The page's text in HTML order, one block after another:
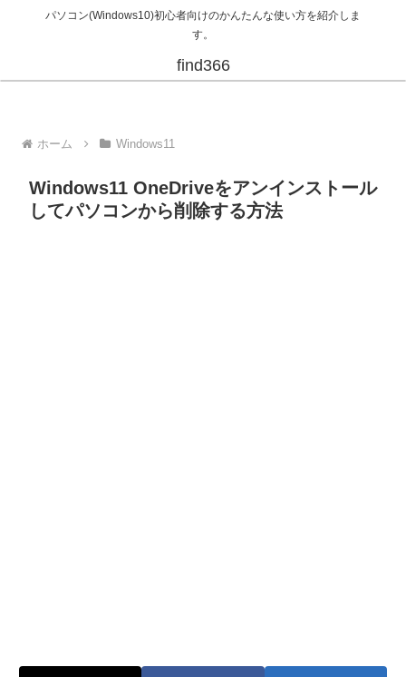
パソコン(Windows10)初心者向けのかんたんな使い方を紹介しま
す。
find366
ホーム Windows11
Windows11 OneDriveをアンインストール
してパソコンから削除する方法